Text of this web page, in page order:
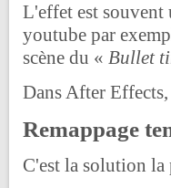
L'effet est souvent
youtube par
scène du « Bullet
Dans After
Remappage
C'est la solution